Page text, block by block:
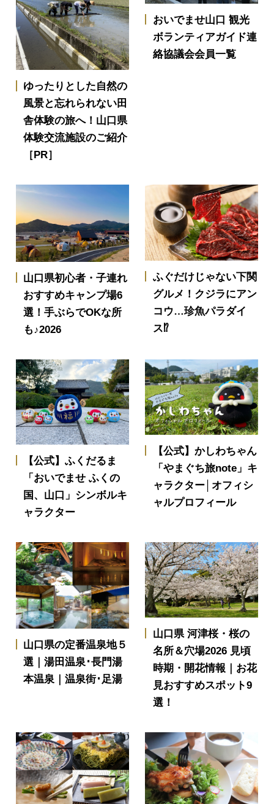
ゆったりとした自然の
風景と忘れられない田
舎体験の旅へ！山口県
体験交流施設のご紹介
［PR］
おいでませ山口 観光
ボランティアガイド連
絡協議会会員一覧
山口県初心者・子連れ
おすすめキャンプ場6
選！手ぶらでOKな所
も♪2026
ふぐだけじゃない下関
グルメ！クジラにアン
コウ…珍魚パラダイ
ス⁉
【公式】ふくだるま
「おいでませ ふくの
国、山口」シンボルキ
ャラクター
【公式】かしわちゃん
「やまぐち旅note」キ
ャラクター│オフィシ
ャルプロフィール
山口県の定番温泉地５
選｜湯田温泉･長門湯
本温泉｜温泉街･足湯
山口県 河津桜・桜の
名所＆穴場2026 見頃
時期・開花情報｜お花
見おすすめスポット9
選！